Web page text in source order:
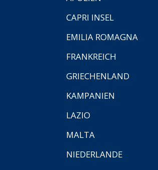
CAPRI INSEL
EMILIA ROMAGNA
FRANKREICH
GRIECHENLAND
KAMPANIEN
LAZIO
MALTA
NIEDERLANDE